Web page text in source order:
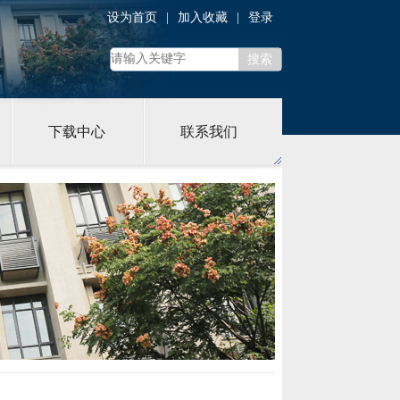
设为首页 加入收藏 登录
下载中心 联系我们